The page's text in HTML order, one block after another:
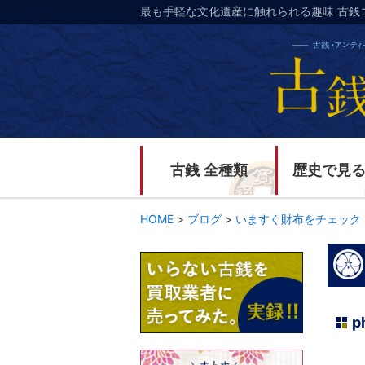
最も手軽な文化遺産に触れられる趣味 古銭
古銭 全種類 歴史で見
HOME > ブログ > いますぐ財布をチェッ